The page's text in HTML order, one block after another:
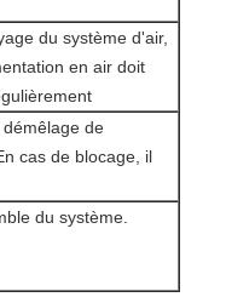
du système d'air,
en air doit
de
cas de blocage, il
du système.